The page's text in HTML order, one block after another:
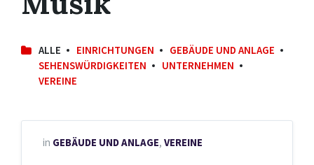
ALLE EINRICHTUNGEN
GEBÄUDE UND ANLAGE
SEHENSWÜRDIGKEITEN
UNTERNEHMEN
VEREINE
in GEBÄUDE UND ANLAGE, VEREINE